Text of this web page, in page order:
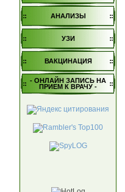
АНАЛИЗЫ
УЗИ
ВАКЦИНАЦИЯ
- ОНЛАЙН ЗАПИСЬ НА
ПРИЕМ К ВРАЧУ -